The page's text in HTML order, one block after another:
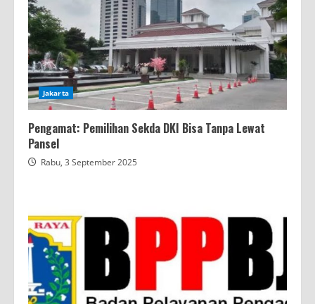
Jakarta
Pengamat: Pemilihan Sekda DKI Bisa Tanpa Lewat
Pansel
Rabu, 3 September 2025